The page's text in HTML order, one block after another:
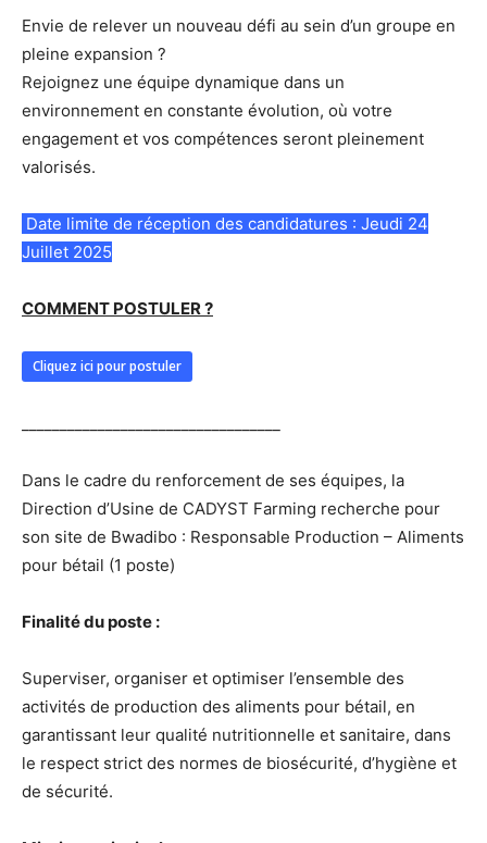
Envie de relever un nouveau défi au sein d’un groupe en
pleine expansion ?
Rejoignez une équipe dynamique dans un
environnement en constante évolution, où votre
engagement et vos compétences seront pleinement
valorisés.
Date limite de réception des candidatures : Jeudi 24
Juillet 2025
COMMENT POSTULER ?
Cliquez ici pour postuler
Dans le cadre du renforcement de ses équipes, la
Direction d’Usine de CADYST Farming recherche pour
son site de Bwadibo : Responsable Production – Aliments
pour bétail (1 poste)
Finalité du poste :
Superviser, organiser et optimiser l’ensemble des
activités de production des aliments pour bétail, en
garantissant leur qualité nutritionnelle et sanitaire, dans
le respect strict des normes de biosécurité, d’hygiène et
de sécurité.